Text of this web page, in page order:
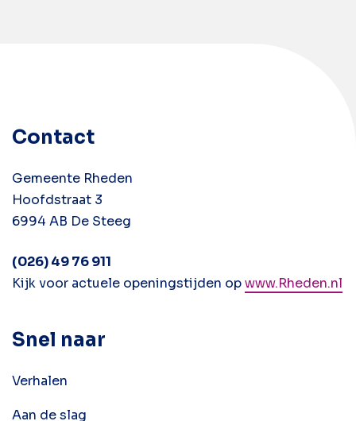
Contact
Gemeente Rheden
Hoofdstraat 3
6994 AB De Steeg
(026) 49 76 911
Kijk voor actuele openingstijden opwww.Rheden.nl
Snel naar
Verhalen
Aan de slag